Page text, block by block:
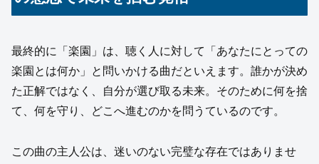
最終的に「楽園」は、聴く人に対して「あなたにとっての
楽園とは何か」と問いかける曲だといえます。誰かが決め
た正解ではなく、自分が選び取る未来。そのために何を捨
て、何を守り、どこへ進むのかを問うているのです。
この曲の主人公は、迷いのない完璧な存在ではありませ